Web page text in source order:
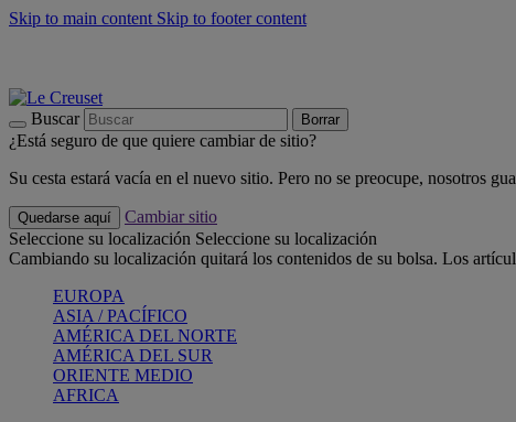
Skip to main content Skip to footer content
Buscar Borrar
¿Está seguro de que quiere cambiar de sitio?
Su cesta estará vacía en el nuevo sitio. Pero no se preocupe, nosotros
Quedarse aquí
Cambiar sitio
Seleccione su localización Seleccione su localización
Cambiando su localización quitará los contenidos de su bolsa. Los
EUROPA
ASIA / PACÍFICO
AMÉRICA DEL NORTE
AMÉRICA DEL SUR
ORIENTE MEDIO
AFRICA